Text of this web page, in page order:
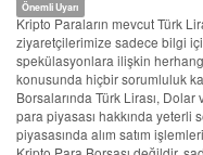
Önemli Uyarı
Kripto Paraların mevcut Türk
ziyaretçilerimize sadece bilgi
spekülasyonlara ilişkin
konusunda hiçbir sorumluluk
Borsalarında Türk Lirası,
para piyasası hakkında
piyasasında alım satım